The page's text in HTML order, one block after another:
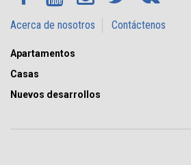
Acerca de nosotros Contáctenos
Apartamentos
Casas
Nuevos desarrollos